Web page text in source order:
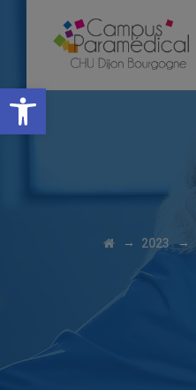
Ouvrir la barre d’outils
→ 2023 →